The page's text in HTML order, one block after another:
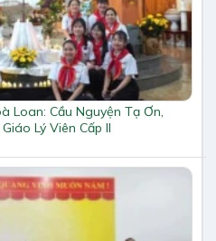
Loan: Cầu Nguyện Tạ Ơn,
Lý Viên Cấp II